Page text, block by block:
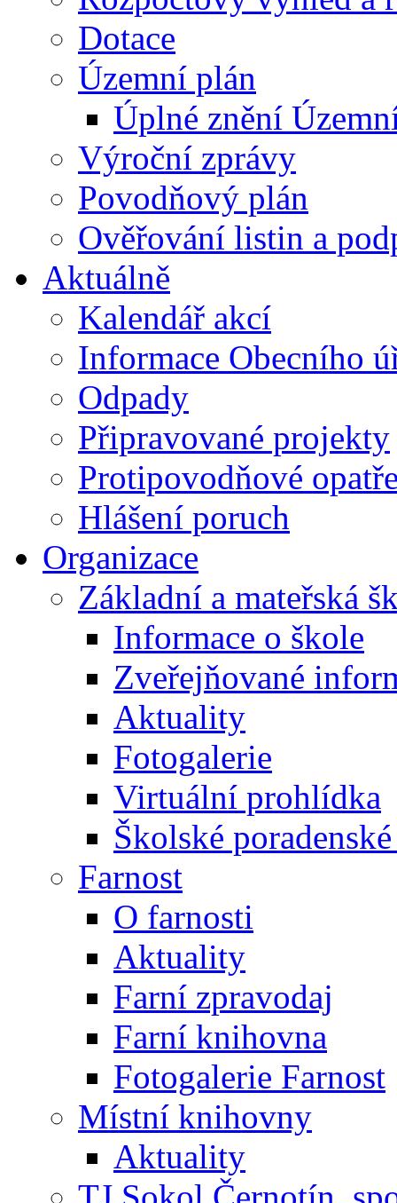
Dotace
Územní plán
Úplné znění
Výroční zprávy
Povodňový plán
Ověřování listin a
Aktuálně
Kalendář akcí
Informace Obecního
Odpady
Připravované projekty
Protipovodňové
Hlášení poruch
Organizace
Základní a mateřská
Informace o škole
Zveřejňované
Aktuality
Fotogalerie
Virtuální prohlídka
Školské
Farnost
O farnosti
Aktuality
Farní zpravodaj
Farní knihovna
Fotogalerie Farnost
Místní knihovny
Aktuality